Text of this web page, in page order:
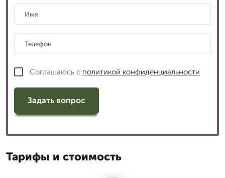
Соглашаюсь с политикой конфиденциальности
Задать вопрос
Тарифы и стоимость